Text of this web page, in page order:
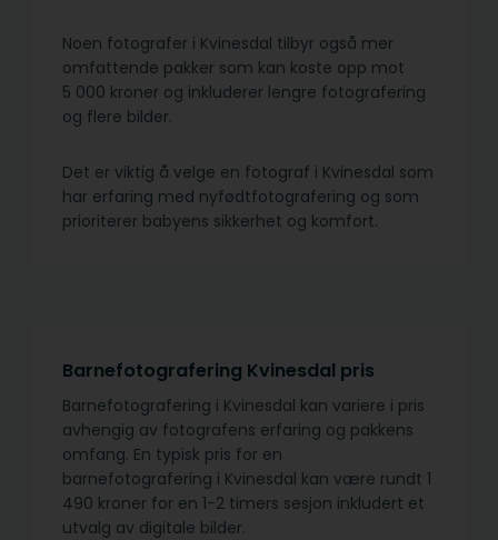
Noen fotografer i Kvinesdal tilbyr også mer
omfattende pakker som kan koste opp mot
5 000 kroner og inkluderer lengre fotografering
og flere bilder.
Det er viktig å velge en fotograf i Kvinesdal som
har erfaring med nyfødtfotografering og som
prioriterer babyens sikkerhet og komfort.
Barnefotografering Kvinesdal pris
Barnefotografering i Kvinesdal kan variere i pris
avhengig av fotografens erfaring og pakkens
omfang. En typisk pris for en
barnefotografering i Kvinesdal kan være rundt 1
490 kroner for en 1-2 timers sesjon inkludert et
utvalg av digitale bilder.